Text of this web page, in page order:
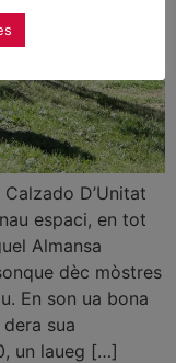
D’Unitat
espaci, en tot
Almansa
dèc mòstres
En son ua bona
sua
un laueg […]